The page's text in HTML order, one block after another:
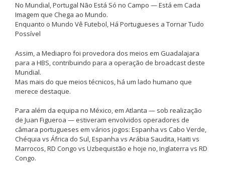
No Mundial, Portugal Não Está Só no Campo — Está em Cada
Imagem que Chega ao Mundo.
Enquanto o Mundo Vê Futebol, Há Portugueses a Tornar Tudo
Possível
Assim, a Mediapro foi provedora dos meios em Guadalajara
para a HBS, contribuindo para a operação de broadcast deste
Mundial.
Mas mais do que meios técnicos, há um lado humano que
merece destaque.
Para além da equipa no México, em Atlanta — sob realização
de Juan Figueroa — estiveram envolvidos operadores de
câmara portugueses em vários jogos: Espanha vs Cabo Verde,
Chéquia vs África do Sul, Espanha vs Arábia Saudita, Haiti vs
Marrocos, RD Congo vs Uzbequistão e hoje no, Inglaterra vs RD
Congo.